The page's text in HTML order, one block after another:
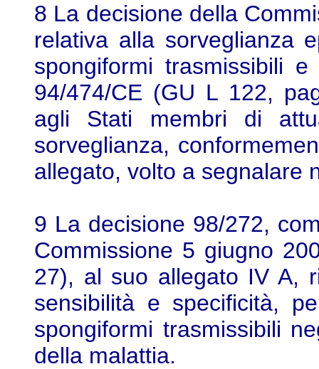
8 La decisione della
relativa alla sorveglianza
spongiformi trasmissibili
94/474/CE (GU L 122,
agli Stati membri di
sorveglianza,
allegato, volto a segnalare
9 La decisione 98/272,
Commissione 5 giugno
27), al suo allegato IV A,
sensibilità e specificità,
spongiformi trasmissibili
della malattia.